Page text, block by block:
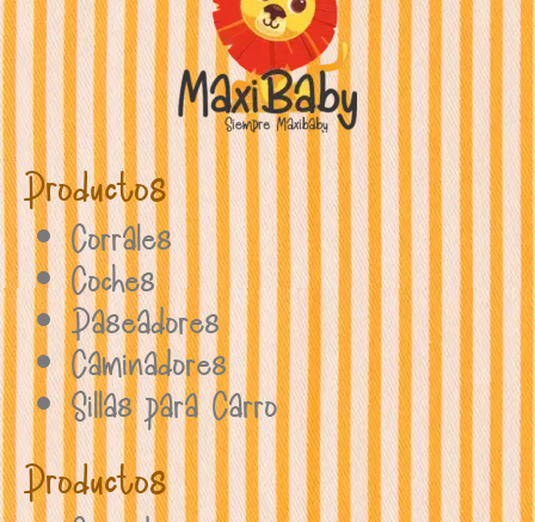
Productos
Corrales
Coches
Paseadores
Caminadores
Sillas para Carro
Productos